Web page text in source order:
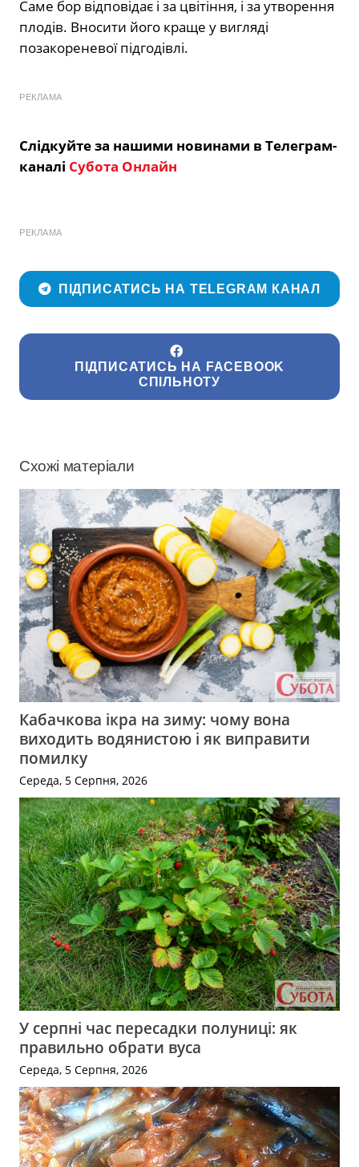
Саме бор відповідає і за цвітіння, і за утворення
плодів. Вносити його краще у вигляді
позакореневої підгодівлі.
РЕКЛАМА
Слідкуйте за нашими новинами в Телеграм-
каналі Субота Онлайн
РЕКЛАМА
ПІДПИСАТИСЬ НА TELEGRAM КАНАЛ
ПІДПИСАТИСЬ НА FACEBOOK
СПІЛЬНОТУ
Схожі матеріали
Кабачкова ікра на зиму: чому вона
виходить водянистою і як виправити
помилку
Середа, 5 Серпня, 2026
У серпні час пересадки полуниці: як
правильно обрати вуса
Середа, 5 Серпня, 2026